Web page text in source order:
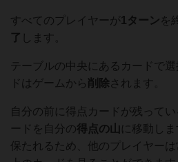
すべてのプレイヤーが1ターン を
了
します。
テーブルの中央にあるカードで
ドはゲームから 削除されます。
自分の前に得点カードが残って
ードを自分の得点の山に移動し
保たれるため、他のプレイヤー